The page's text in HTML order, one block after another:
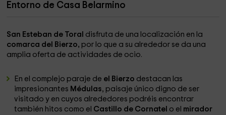
Entorno de Casa Belarmino
San Esteban de Toral disfruta de una localización en la
comarca del Bierzo, por lo que a su alrededor se da una
amplia oferta de actividades de ocio.
En el complejo paraje de el Bierzo destacan las
impresionantes Médulas, paisaje único digno de ser
visitado y en cuyos alrededores podréis encontrar
también hitos como el Castillo de Cornatel o el mirador